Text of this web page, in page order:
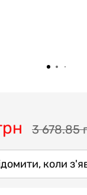
3 678.85
коли